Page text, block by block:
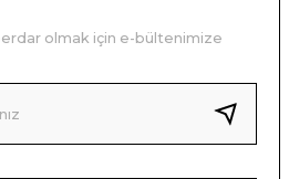
olmak için e-bültenimize